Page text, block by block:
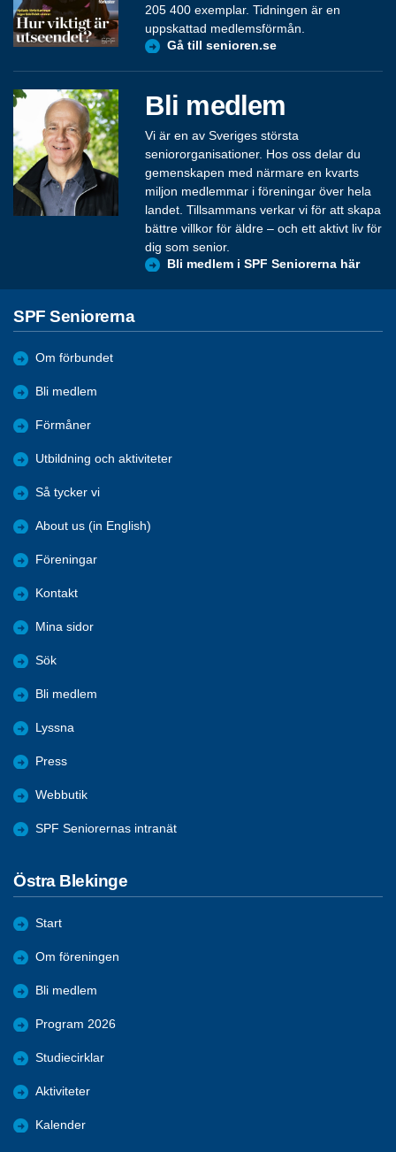
205 400 exemplar. Tidningen är en
uppskattad medlemsförmån.
Gå till senioren.se
Bli medlem
Vi är en av Sveriges största
seniororganisationer. Hos oss delar du
gemenskapen med närmare en kvarts
miljon medlemmar i föreningar över hela
landet. Tillsammans verkar vi för att skapa
bättre villkor för äldre – och ett aktivt liv för
dig som senior.
Bli medlem i SPF Seniorerna här
SPF Seniorerna
Om förbundet
Bli medlem
Förmåner
Utbildning och aktiviteter
Så tycker vi
About us (in English)
Föreningar
Kontakt
Mina sidor
Sök
Bli medlem
Lyssna
Press
Webbutik
SPF Seniorernas intranät
Östra Blekinge
Start
Om föreningen
Bli medlem
Program 2026
Studiecirklar
Aktiviteter
Kalender